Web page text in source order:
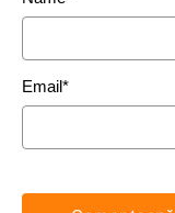
Email*